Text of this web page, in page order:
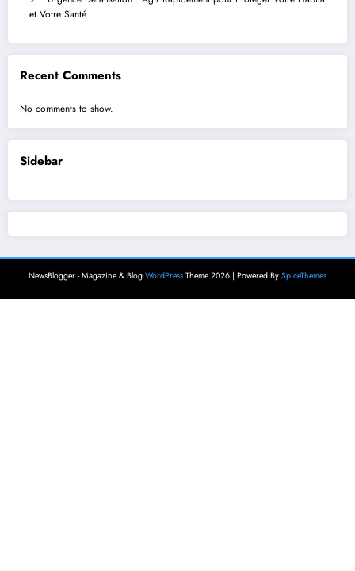
et Votre Santé
Recent Comments
No comments to show.
Sidebar
NewsBlogger - Magazine & Blog WordPress Theme 2026 | Powered By SpiceThemes